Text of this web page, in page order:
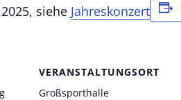
siehe Jahreskonzert
VERANSTALTUNGSORT
Großsporthalle